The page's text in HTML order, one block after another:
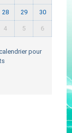
28 29 30
4 5 6
pour